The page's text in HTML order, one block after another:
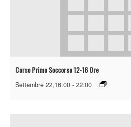
Corso Primo Soccorso 12-16 Ore
Settembre 22,16:00 - 22:00